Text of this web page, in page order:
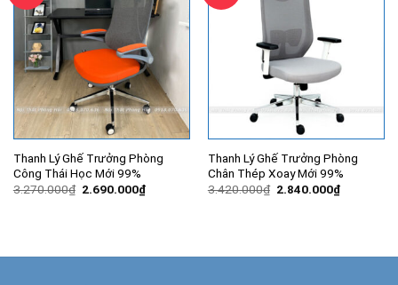
Thanh Lý Ghế Trưởng Phòng
Công Thái Học Mới 99%
3.270.000₫ Giá
2.690.000₫Giá
hiện
Thanh Lý Ghế Trưởng Phòng
Chân Thép Xoay Mới 99%
3.420.000₫ Giá
2.840.000₫Giá
hiện